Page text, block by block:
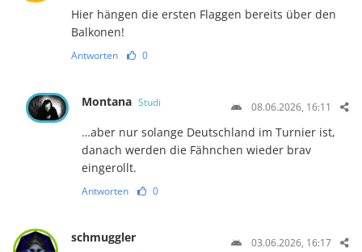
Hier hängen die ersten Flaggen bereits über den
Balkonen!
Antworten 0
Montana Studi 08.06.2026, 16:11
…aber nur solange Deutschland im Turnier ist,
danach werden die Fähnchen wieder brav
eingerollt.
Antworten 0
schmuggler 03.06.2026, 16:17